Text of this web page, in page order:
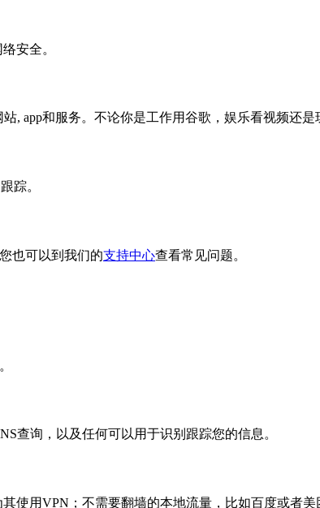
安全。
, app和服务。不论你是工作用谷歌，娱乐看视频还是
踪。
也可以到我们的支持中心查看常见问题。
查询，以及任何可以用于识别跟踪您的信息。
使用VPN；不需要翻墙的本地流量，比如百度或者